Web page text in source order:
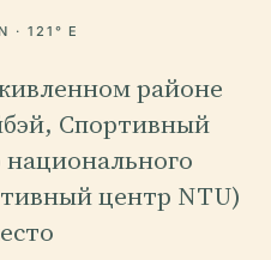
· 121° E
районе
Спортивный
центр NTU)